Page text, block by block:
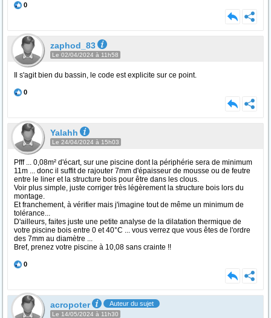
0
zaphod_83
Le 02/04/2024 à 11h58
Il s'agit bien du bassin, le code est explicite sur ce point.
0
Yalahh
Le 24/04/2024 à 15h03
Pfff ... 0,08m² d'écart, sur une piscine dont la périphérie sera de minimum
11m ... donc il suffit de rajouter 7mm d'épaisseur de mousse ou de feutre
entre le liner et la structure bois pour être dans les clous.
Voir plus simple, juste corriger très légèrement la structure bois lors du
montage.
Et franchement, à vérifier mais j'imagine tout de même un minimum de
tolérance...
D'ailleurs, faites juste une petite analyse de la dilatation thermique de
votre piscine bois entre 0 et 40°C ... vous verrez que vous êtes de l'ordre
des 7mm au diamètre ...
Bref, prenez votre piscine à 10,08 sans crainte !!
0
acropoter Auteur du sujet
Le 14/05/2024 à 11h30